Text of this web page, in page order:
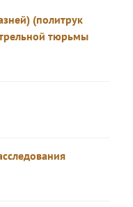
(политрук
тюрьмы